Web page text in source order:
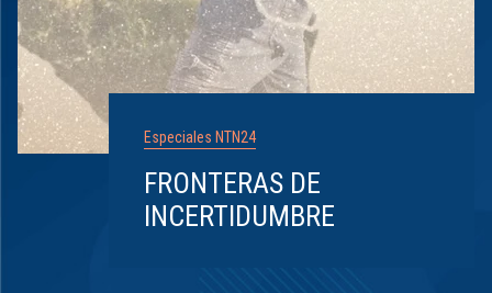
Especiales NTN24
FRONTERAS DE
INCERTIDUMBRE